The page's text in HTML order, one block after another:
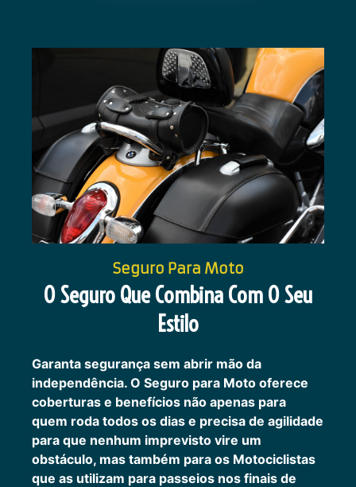
Seguro Para Moto
O Seguro Que Combina Com O Seu
Estilo
Garanta segurança sem abrir mão da
independência. O Seguro para Moto oferece
coberturas e benefícios não apenas para
quem roda todos os dias e precisa de agilidade
para que nenhum imprevisto vire um
obstáculo, mas também para os Motociclistas
que as utilizam para passeios nos finais de